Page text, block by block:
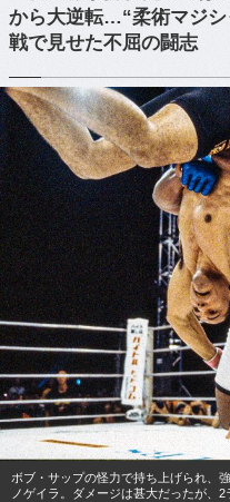
から大逆転…“柔術マジ
戦で見せた不屈の闘志
ボブ・サップの怪力で持ち上げられ、
ノゲイラ。ダメージは甚大だったが、